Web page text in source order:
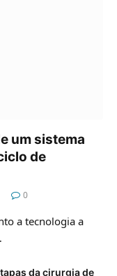
um sistema
de
0
a tecnologia a
da cirurgia de